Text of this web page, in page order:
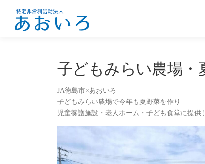
ン
子どもみらい農場・
JA徳島市×あおいろ
子どもみらい農場で今年も夏野菜を作り
児童養護施設・老人ホーム・子ども食堂に提供